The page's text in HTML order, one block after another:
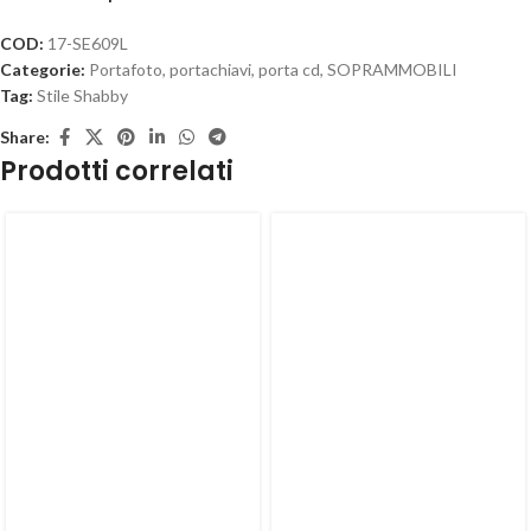
COD: 17-SE609L
Categorie: Portafoto, portachiavi, porta cd, SOPRAMMOBILI
Tag: Stile Shabby
Share:
Prodotti correlati